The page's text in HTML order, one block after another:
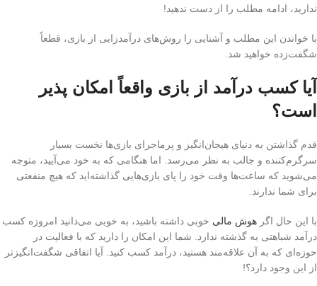
ندارید، ادامه مطلب را از دست ندهید!
با خواندن این مطلب و آشنایی را روش‌های درآمدزایی از بازی، قطعاً
شگفت‌زده خواهید شد.
آیا کسب درآمد از بازی واقعاً امکان پذیر
است؟
قدم گذاشتن به دنیای هیجان‌انگیز و پرماجرای بازی‌ها نخست بسیار
سرگرم‌کننده و جالب به نظر می‌رسد. اما هنگامی که به خود می‌آیید، متوجه
می‌شوید که ساعت‌ها وقت خود را پای بازی‌هایی گذاشته‌اید که هیچ منفعتی
برای شما ندارند.
با این حال اگر هوش مالی خوبی داشته باشید، به خوبی می‌دانید امروزه کسب
درآمد شباهتی به گذشته ندارد. شما این امکان را دارید که با فعالیت در
حوزه‌ای که به آن علاقه‌مند هستید، درآمد کسب کنید. آیا اتفاقی شگفت‌انگیزتر
از این وجود دارد؟!